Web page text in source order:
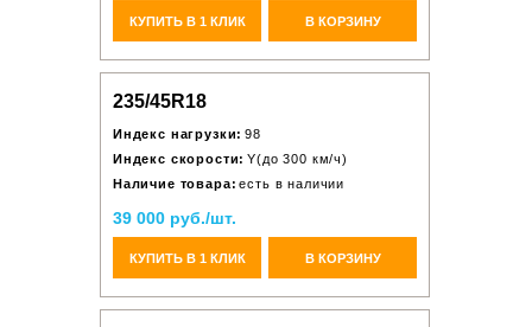
КУПИТЬ В 1 КЛИК В КОРЗИНУ
235/45R18
Индекс нагрузки: 98
Индекс скорости: Y(до 300 км/ч)
Наличие товара: есть в наличии
39 000 руб./шт.
КУПИТЬ В 1 КЛИК В КОРЗИНУ